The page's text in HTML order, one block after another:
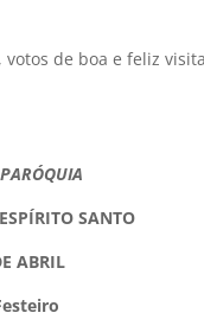
votos de boa e feliz
SANTO
ABRIL